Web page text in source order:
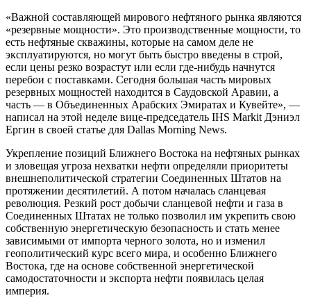
«Важной составляющей мирового нефтяного рынка являются
«резервные мощности». Это производственные мощности, то
есть нефтяные скважины, которые на самом деле не
эксплуатируются, но могут быть быстро введены в строй,
если цены резко возрастут или если где-нибудь начнутся
перебои с поставками. Сегодня большая часть мировых
резервных мощностей находится в Саудовской Аравии, а
часть — в Объединенных Арабских Эмиратах и ​​Кувейте», —
написал на этой неделе вице-председатель IHS Markit Дэниэл
Ергин в своей статье для Dallas Morning News.
Укрепление позиций Ближнего Востока на нефтяных рынках
и зловещая угроза нехватки нефти определяли приоритеты
внешнеполитической стратегии Соединенных Штатов на
протяжении десятилетий. А потом началась сланцевая
революция. Резкий рост добычи сланцевой нефти и газа в
Соединенных Штатах не только позволил им укрепить свою
собственную энергетическую безопасность и стать менее
зависимыми от импорта черного золота, но и изменил
геополитический курс всего мира, и особенно Ближнего
Востока, где на основе собственной энергетической
самодостаточности и экспорта нефти появилась целая
империя.